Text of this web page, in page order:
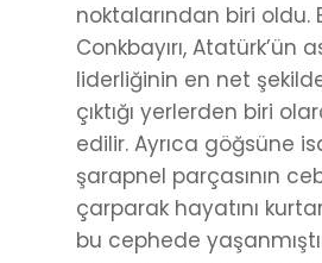
noktalarından biri oldu.
Conkbayırı, Atatürk’ün
liderliğinin en net
çıktığı yerlerden biri
edilir. Ayrıca göğsüne
şarapnel parçasının
çarparak hayatını
bu cephede